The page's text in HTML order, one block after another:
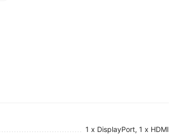
1 x DisplayPort, 1 x HDMI